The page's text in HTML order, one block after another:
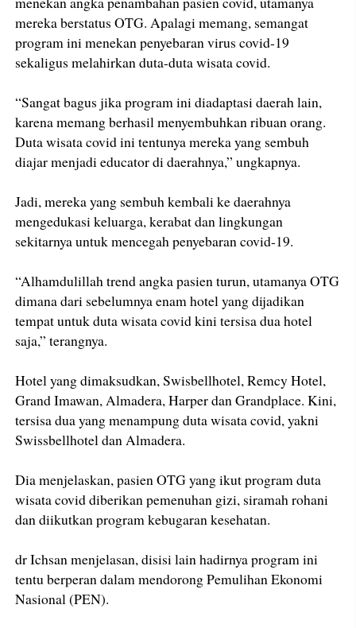
mereka berstatus OTG. Apalagi memang, semangat
program ini menekan penyebaran virus covid-19
sekaligus melahirkan duta-duta wisata covid.
“Sangat bagus jika program ini diadaptasi daerah lain,
karena memang berhasil menyembuhkan ribuan orang.
Duta wisata covid ini tentunya mereka yang sembuh
diajar menjadi educator di daerahnya,” ungkapnya.
Jadi, mereka yang sembuh kembali ke daerahnya
mengedukasi keluarga, kerabat dan lingkungan
sekitarnya untuk mencegah penyebaran covid-19.
“Alhamdulillah trend angka pasien turun, utamanya OTG
dimana dari sebelumnya enam hotel yang dijadikan
tempat untuk duta wisata covid kini tersisa dua hotel
saja,” terangnya.
Hotel yang dimaksudkan, Swisbellhotel, Remcy Hotel,
Grand Imawan, Almadera, Harper dan Grandplace. Kini,
tersisa dua yang menampung duta wisata covid, yakni
Swissbellhotel dan Almadera.
Dia menjelaskan, pasien OTG yang ikut program duta
wisata covid diberikan pemenuhan gizi, siramah rohani
dan diikutkan program kebugaran kesehatan.
dr Ichsan menjelasan, disisi lain hadirnya program ini
tentu berperan dalam mendorong Pemulihan Ekonomi
Nasional (PEN).